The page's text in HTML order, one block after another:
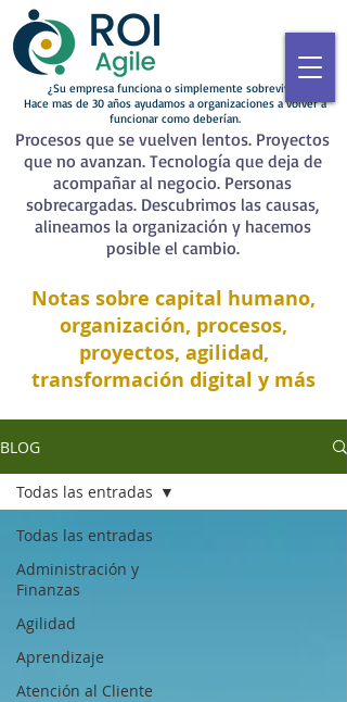
¿Su empresa funciona o simplemente sobrevive?
Hace mas de 30 años ayudamos a organizaciones a volver a
funcionar como deberían.
Procesos que se vuelven lentos. Proyectos
que no avanzan. Tecnología que deja de
acompañar al negocio. Personas
sobrecargadas. Descubrimos las causas,
alineamos la organización y hacemos
posible el cambio.
Notas sobre capital humano,
organización, procesos,
proyectos, agilidad,
transformación digital y más
BLOG
Todas las entradas
Administración y
Finanzas
Agilidad
Aprendizaje
Atención al Cliente
Todas las entradas